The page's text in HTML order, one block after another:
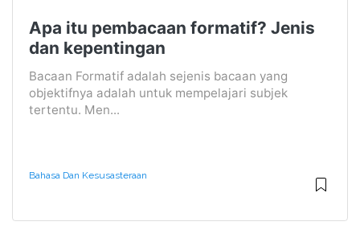
Apa itu pembacaan formatif? Jenis
dan kepentingan
Bacaan Formatif adalah sejenis bacaan yang
objektifnya adalah untuk mempelajari subjek
tertentu. Men...
Bahasa Dan Kesusasteraan